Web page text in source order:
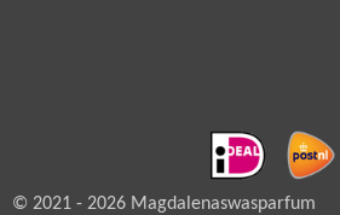
© 2021 - 2026 Magdalenaswasparfum